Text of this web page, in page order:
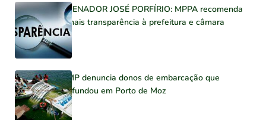
SENADOR JOSÉ PORFÍRIO: MPPA recomenda
mais transparência à prefeitura e câmara
MP denuncia donos de embarcação que
afundou em Porto de Moz